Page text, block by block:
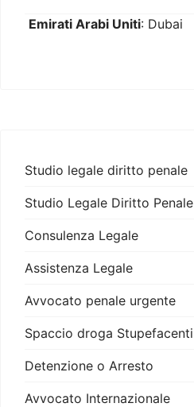
Emirati Arabi Uniti: Dubai
Studio legale diritto penale
Studio Legale Diritto Penale
Consulenza Legale
Assistenza Legale
Avvocato penale urgente
Spaccio droga Stupefacenti
Detenzione o Arresto
Avvocato Internazionale